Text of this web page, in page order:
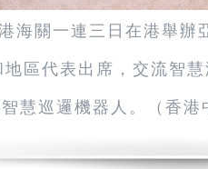
海關一連三日在港舉辦
區代表出席，交流智
慧巡邏機器人。（香港